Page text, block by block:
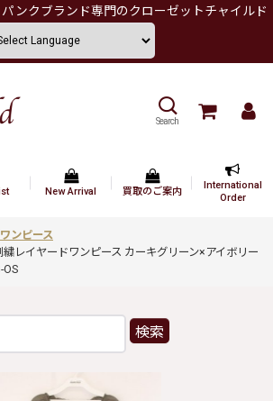
ンクブランド専門のクローゼットチャイルド
Search
New Arrival 買取のご案内
International
Order
ワンピース
レイヤードワンピース カーキグリーン×アイボリー
OS
検索